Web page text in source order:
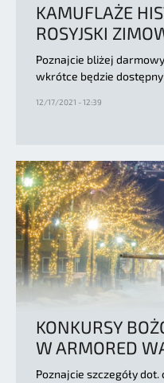
KAMUFLAŻE
ROSYJSKI
Poznajcie bliżej
wkrótce będzie
12/17/2021 - 12:39
KONKURSY
W ARMORED
Poznajcie szczegóły